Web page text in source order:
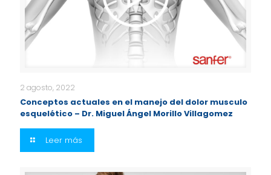
2 agosto, 2022
Conceptos actuales en el manejo del dolor musculo
esquelético – Dr. Miguel Ángel Morillo Villagomez
Leer más